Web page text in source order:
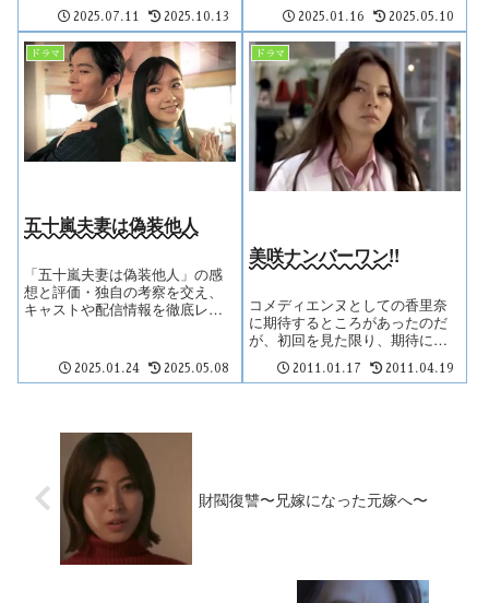
2025.07.11 2025.10.13 2025.01.16 2025.05.10
ドラマ
五十嵐夫妻は偽装他人
「五十嵐夫妻は偽装他人」の感
想と評価・独自の考察を交え、
キャストや配信情報を徹底レビ
2025.01.24 2025.05.08
ドラマ
美咲ナンバーワン!!
コメディエンヌとしての香里奈
に期待するところがあったのだ
が、初回を見た限り、期待に応
った。スタッフがこのお約束に
2011.01.17 2011.04.19
財閥復讐〜兄嫁になった元嫁へ〜